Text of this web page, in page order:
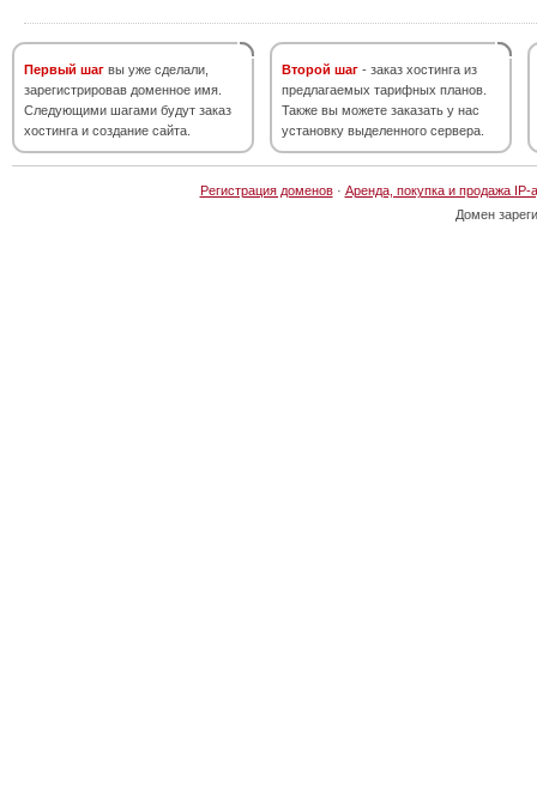
Первый шаг вы уже сделали,
зарегистрировав доменное имя.
Следующими шагами будут заказ
хостинга и создание сайта.
Второй шаг - заказ хостинга из
предлагаемых тарифных планов.
Также вы можете заказать у нас
установку выделенного сервера.
Регистрация доменов· Аренда, покупка и продажа IP-
Домен